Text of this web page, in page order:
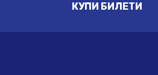
КУПИ БИЛЕТИ